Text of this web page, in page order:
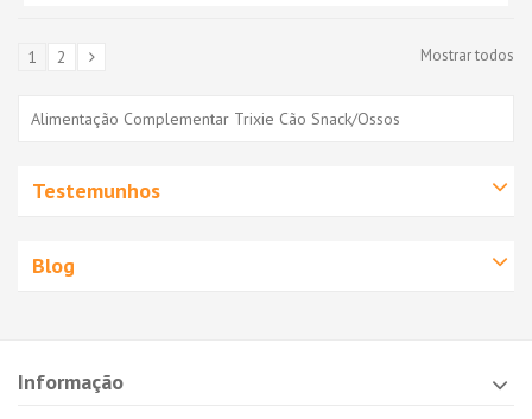
Mostrar todos
1 2
Alimentação Complementar Trixie Cão Snack/Ossos
Testemunhos
Blog
Informação